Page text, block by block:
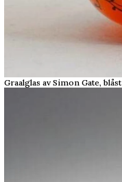
Graalglas av Simon Gate,